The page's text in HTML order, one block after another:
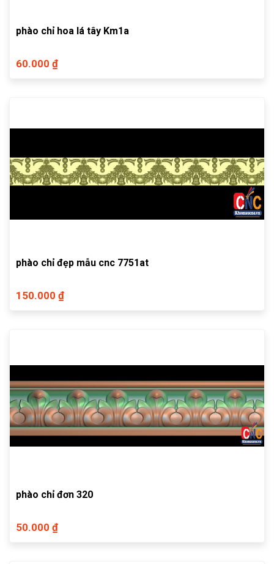
phào chỉ hoa lá tây Km1a
60.000 ₫
phào chỉ đẹp mẫu cnc 7751at
150.000 ₫
phào chỉ đơn 320
50.000 ₫